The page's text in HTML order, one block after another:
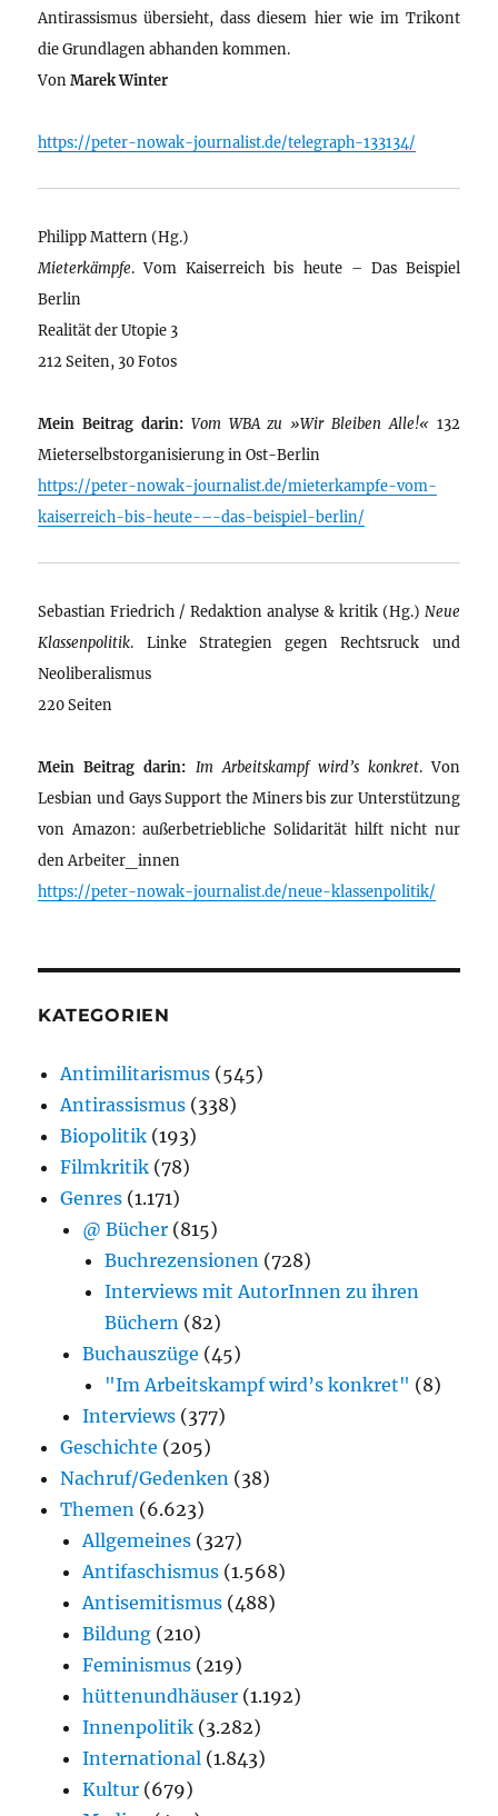
Antirassismus übersieht, dass diesem hier wie im Trikont
die Grundlagen abhanden kommen.
VonMarek Winter
https://peter-nowak-journalist.de/telegraph-133134/
Philipp Mattern (Hg.)
Mieterkämpfe. Vom Kaiserreich bis heute – Das Beispiel
Berlin
Realität der Utopie 3
212 Seiten, 30 Fotos
Mein Beitrag darin: Vom WBA zu »Wir Bleiben Alle!« 132
Mieterselbstorganisierung in Ost-Berlin
https://peter-nowak-journalist.de/mieterkampfe-vom-
kaiserreich-bis-heute-–-das-beispiel-berlin/
Sebastian Friedrich / Redaktion analyse & kritik (Hg.) Neue
Klassenpolitik. Linke Strategien gegen Rechtsruck und
Neoliberalismus
220 Seiten
Mein Beitrag darin: Im Arbeitskampf wird’s konkret. Von
Lesbian und Gays Support the Miners bis zur Unterstützung
von Amazon: außerbetriebliche Solidarität hilft nicht nur
den Arbeiter_innen
https://peter-nowak-journalist.de/neue-klassenpolitik/
KATEGORIEN
Antimilitarismus (545)
Antirassismus (338)
Biopolitik (193)
Filmkritik (78)
Genres (1.171)
@ Bücher (815)
Buchrezensionen (728)
Interviews mit AutorInnen zu ihren
Büchern (82)
Buchauszüge (45)
"Im Arbeitskampf wird’s konkret" (8)
Interviews (377)
Geschichte (205)
Nachruf/Gedenken (38)
Themen (6.623)
Allgemeines (327)
Antifaschismus (1.568)
Antisemitismus (488)
Bildung (210)
Feminismus (219)
hüttenundhäuser (1.192)
Innenpolitik (3.282)
International (1.843)
Kultur (679)